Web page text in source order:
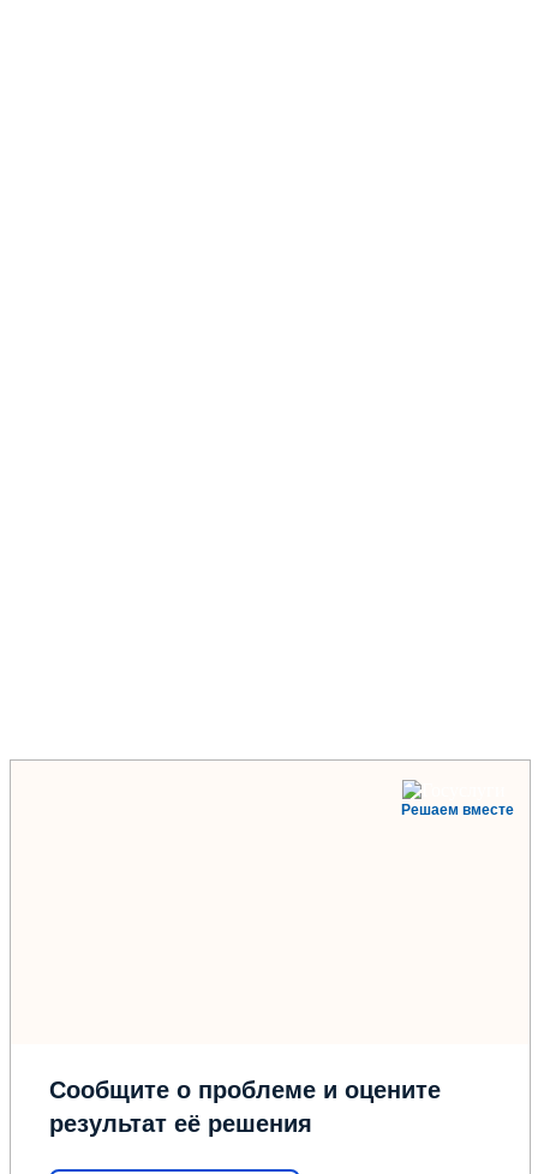
Решаем вместе
Сообщите о проблеме и оцените
результат её решения